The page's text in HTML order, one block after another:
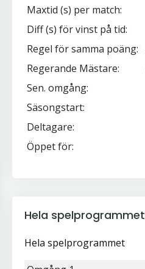
Maxtid (s) per match:
Diff (s) för vinst på tid:
Regel för samma poäng:
Regerande Mästare:
Sen. omgång:
Säsongstart:
Deltagare:
Öppet för:
Hela spelprogrammet
Hela spelprogrammet